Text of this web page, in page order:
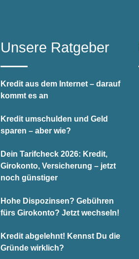
Unsere Ratgeber
Kredit aus dem Internet – darauf
kommt es an
Kredit umschulden und Geld
sparen – aber wie?
Dein Tarifcheck 2026: Kredit,
Girokonto, Versicherung – jetzt
noch günstiger
Hohe Dispozinsen? Gebühren
fürs Girokonto? Jetzt wechseln!
Kredit abgelehnt! Kennst Du die
Gründe wirklich?